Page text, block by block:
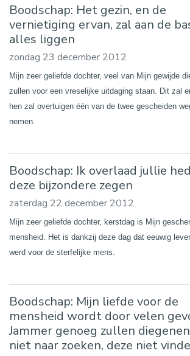
Boodschap: Het gezin, en de
vernietiging ervan, zal aan de
alles liggen
zondag 23 december 2012
Mijn zeer geliefde dochter, veel van Mijn gewijde
zullen voor een vreselijke uitdaging staan. Dit zal
hen zal overtuigen één van de twee gescheiden
nemen.
Boodschap: Ik overlaad jullie
deze bijzondere zegen
zaterdag 22 december 2012
Mijn zeer geliefde dochter, kerstdag is Mijn
mensheid. Het is dankzij deze dag dat eeuwig
werd voor de sterfelijke mens.
Boodschap: Mijn liefde voor de
mensheid wordt door velen
Jammer genoeg zullen
niet naar zoeken, deze niet